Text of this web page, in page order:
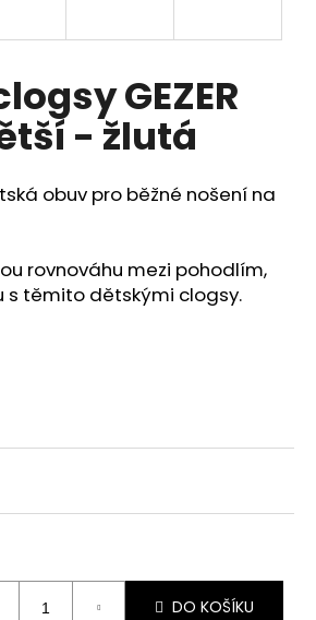
GEZER
- žlutá
obuv pro běžné nošení na
rovnováhu mezi pohodlím,
s těmito dětskými clogsy.
DO KOŠÍKU